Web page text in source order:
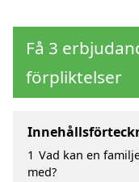
Få 3
förpliktelser
1 Vad kan en
med?